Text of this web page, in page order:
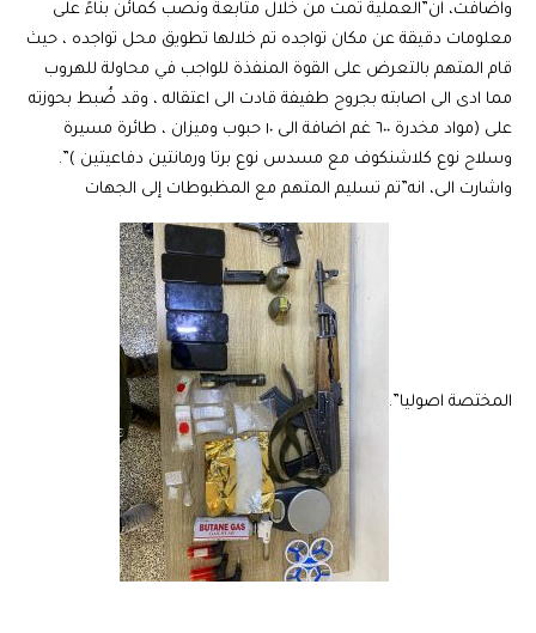
واضافت، ان”العملية تمت من خلال متابعة ونصب كمائن بناءً على
معلومات دقيقة عن مكان تواجده تم خلالها تطويق محل تواجده ، حيث
قام المتهم بالتعرض على القوة المنفذة للواجب في محاولة للهروب
مما ادى الى اصابته بجروح طفيفة قادت الى اعتقاله ، وقد ضُبط بحوزته
على (مواد مخدرة ٦٠٠ غم اضافة الى ١٠ حبوب وميزان ، طائرة مسيرة
وسلاح نوع كلاشنكوف مع مسدس نوع برتا ورمانتين دفاعيتين )”.
واشارت الى، انه”تم تسليم المتهم مع المظبوطات إلى الجهات
المختصة اصوليا”.